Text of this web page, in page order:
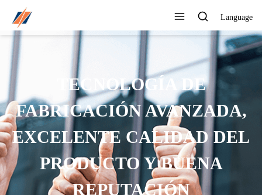
Language
PUEDE PERSONALIZAR
DIFERENTES DISEÑOS Y
ESTILOS